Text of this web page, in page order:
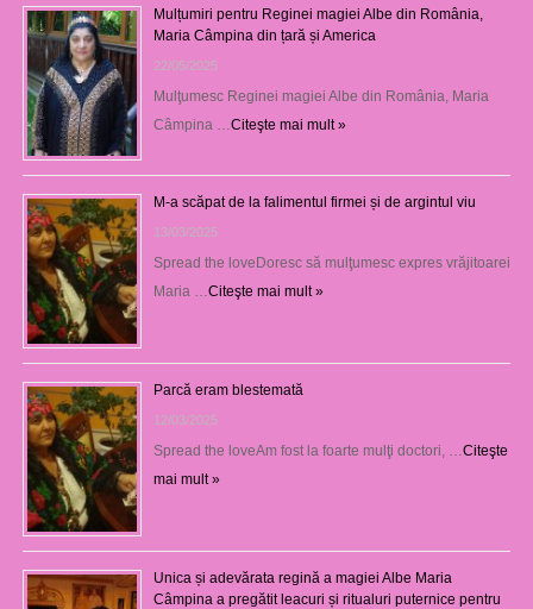
Mulțumiri pentru Reginei magiei Albe din România,
Maria Câmpina din țară și America
22/05/2025
Mulţumesc Reginei magiei Albe din România, Maria
Câmpina … Citeşte mai mult »
M-a scăpat de la falimentul firmei și de argintul viu
13/03/2025
Spread the loveDoresc să mulţumesc expres vrăjitoarei
Maria … Citeşte mai mult »
Parcă eram blestemată
12/03/2025
Spread the loveAm fost la foarte mulţi doctori, … Citeşte
mai mult »
Unica și adevărata regină a magiei Albe Maria
Câmpina a pregătit leacuri și ritualuri puternice pentru